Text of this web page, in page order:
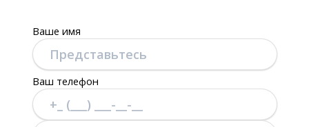
Ваше имя
Ваш телефон